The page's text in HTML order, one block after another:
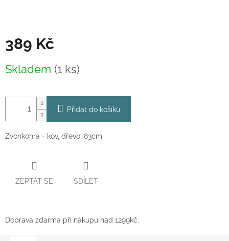
389 Kč
cena:
Skladem (1 ks)
Přidat do košíku
Zvonkohra - kov, dřevo, 83cm
ZEPTAT SE SDÍLET
Doprava zdarma při nákupu nad 1299kč.